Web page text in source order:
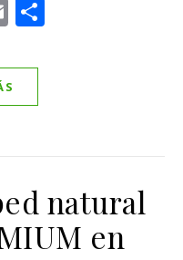
Email
natural
en